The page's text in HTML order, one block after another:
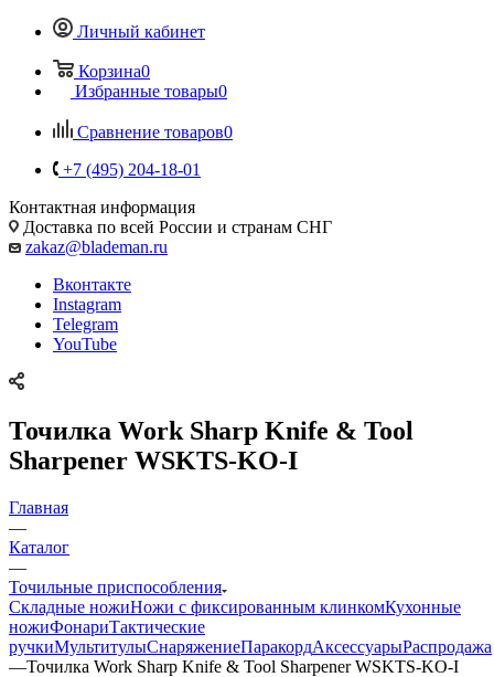
Личный кабинет
Корзина0
Избранные товары0
Сравнение товаров0
+7 (495) 204-18-01
Контактная информация
Доставка по всей России и странам СНГ
zakaz@blademan.ru
Вконтакте
Instagram
Telegram
YouTube
Точилка Work Sharp Knife & Tool
Sharpener WSKTS-KO-I
Главная
—
Каталог
—
Точильные приспособления
Складные ножиНожи с фиксированным клинкомКухонные
ножиФонариТактические
ручкиМультитулыСнаряжениеПаракордАксессуарыРаспродажа
—Точилка Work Sharp Knife & Tool Sharpener WSKTS-KO-I